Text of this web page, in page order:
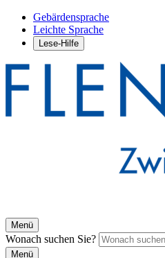
Gebärdensprache
Leichte Sprache
Lese-Hilfe
Menü
Wonach suchen Sie?
Menü